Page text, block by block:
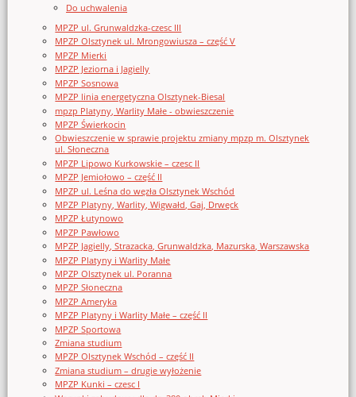
Do uchwalenia
MPZP ul. Grunwaldzka-czesc III
MPZP Olsztynek ul. Mrongowiusza – część V
MPZP Mierki
MPZP Jeziorna i Jagielly
MPZP Sosnowa
MPZP linia energetyczna Olsztynek-Biesal
mpzp Platyny, Warlity Małe - obwieszczenie
MPZP Świerkocin
Obwieszczenie w sprawie projektu zmiany mpzp m. Olsztynek
ul. Słoneczna
MPZP Lipowo Kurkowskie – czesc II
MPZP Jemiołowo – część II
MPZP ul. Leśna do węzła Olsztynek Wschód
MPZP Platyny, Warlity, Wigwałd, Gaj, Drwęck
MPZP Łutynowo
MPZP Pawłowo
MPZP Jagielly, Strazacka, Grunwaldzka, Mazurska, Warszawska
MPZP Platyny i Warlity Małe
MPZP Olsztynek ul. Poranna
MPZP Słoneczna
MPZP Ameryka
MPZP Platyny i Warlity Małe – część II
MPZP Sportowa
Zmiana studium
MPZP Olsztynek Wschód – część II
Zmiana studium – drugie wyłożenie
MPZP Kunki – czesc I